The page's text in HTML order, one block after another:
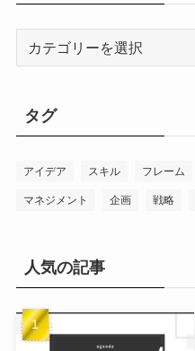
ー
タグ
アイデア スキル フレーム
マネジメント 企画 戦略
人気の記事